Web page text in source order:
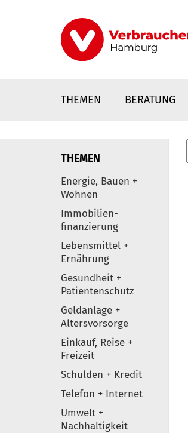
THEMEN BERATUNG
Elemente
THEMEN
Energie, Bauen +
Wohnen
Immobilien-
finanzierung
Lebensmittel +
Ernährung
Gesundheit +
Patientenschutz
Geldanlage +
Altersvorsorge
Einkauf, Reise +
Freizeit
Schulden + Kredit
Telefon + Internet
Umwelt +
Nachhaltigkeit